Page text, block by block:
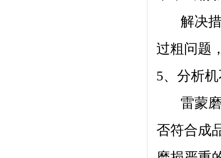
解决措
过粗问题
5、分析
雷蒙磨
否符合成